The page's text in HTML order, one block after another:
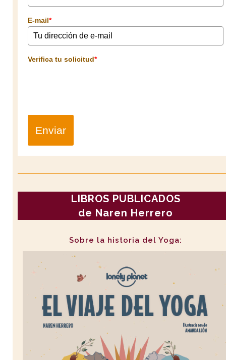
E-mail*
Verifica tu solicitud*
Enviar
LIBROS PUBLICADOS
de Naren Herrero
Sobre la historia del Yoga: